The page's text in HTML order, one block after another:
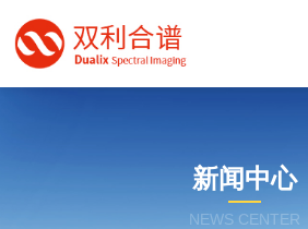
新闻中心
NEWS CENTER